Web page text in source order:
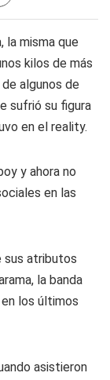
la misma que
kilos de más
algunos de
sufrió su figura
en el reality.
y ahora no
en las
sus atributos
la banda
los últimos
asistieron